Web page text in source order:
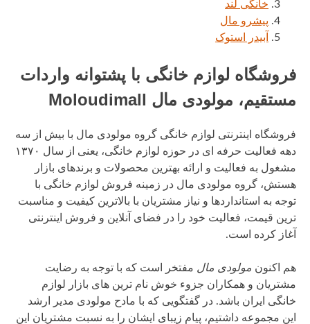
خانگی لند
پیشرو مال
آبیدر استوک
فروشگاه لوازم خانگی با پشتوانه واردات
مستقیم، مولودی مال Moloudimall
فروشگاه اینترنتی لوازم خانگی گروه مولودی مال با بیش از سه
دهه فعالیت حرفه ای در حوزه لوازم خانگی، یعنی از سال ۱۳۷۰
مشغول به فعالیت و ارائه بهترین محصولات و برندهای بازار
هستش، گروه مولودی مال در زمینه فروش لوازم خانگی با
توجه به استانداردها و نیاز مشتریان با بالاترین کیفیت و مناسبت
ترین قیمت، فعالیت خود را در فضای آنلاین و فروش اینترنتی
آغاز کرده است.
هم اکنون مولودی مال مفتخر است که با توجه به رضایت
مشتریان و همکاران جزوء خوش نام ترین های بازار لوازم
خانگی ایران باشد. در گفتگویی که با مادح مولودی مدیر ارشد
این مجموعه داشتیم، پیام زیبای ایشان را به نسبت مشتریان این